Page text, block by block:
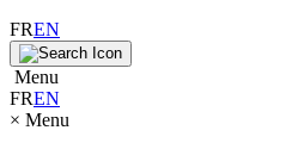
FREN
Menu
FREN
× Menu